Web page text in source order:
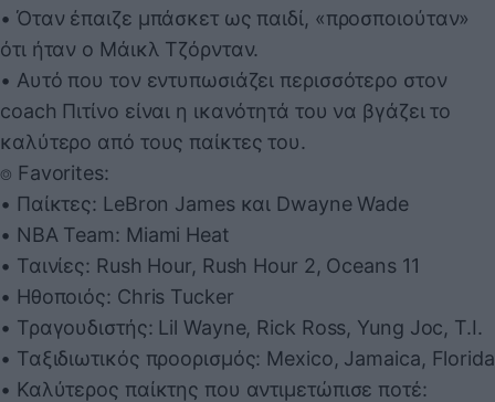
• Όταν έπαιζε μπάσκετ ως παιδί, «προσποιούταν»
ότι ήταν ο Μάικλ Τζόρνταν.
• Αυτό που τον εντυπωσιάζει περισσότερο στον
coach Πιτίνο είναι η ικανότητά του να βγάζει το
καλύτερο από τους παίκτες του.
⌾ Favorites:
• Παίκτες: LeBron James και Dwayne Wade
• NBA Team: Miami Heat
• Ταινίες: Rush Hour, Rush Hour 2, Oceans 11
• Ηθοποιός: Chris Tucker
• Τραγουδιστής: Lil Wayne, Rick Ross, Yung Joc, T.I.
• Ταξιδιωτικός προορισμός: Mexico, Jamaica, Florida
• Καλύτερος παίκτης που αντιμετώπισε ποτέ: